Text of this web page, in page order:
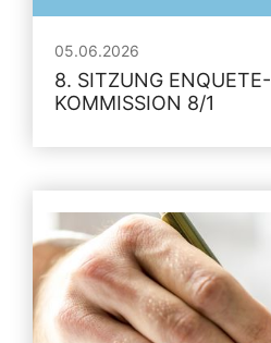
05.06.2026
8. SITZUNG ENQUETE-
KOMMISSION 8/1